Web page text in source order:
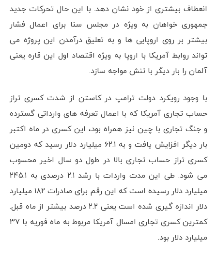
انعطاف بیشتری از خود نشان دهد. با این حال تحرکات جدید
جمهوری خواهان به ویژه در مجلس سنا برای اعمال فشار
بیشتر بر روی اروپایی ها و به تعلیق درآمدن این پروژه می
تواند روابط آمریکا با اروپا به ویژه اقتصاد اول این قاره یعنی
آلمان را بار دیگر با تنش مواجه سازد.
با وجود رویکرد دولت ترامپ در کاستن از شدت کسری تراز
حساب تجاری آمریکا که با اعمال تعرفه های وارداتی گسترده
و جنگ تجاری با چین نیز همراه بود، این کسری در ماه اکتبر
بار دیگر افزایش یافت و به ۶۲.۱ میلیارد دلار رسید که دومین
کسری تراز حساب تجاری بالا در طول دو سال اخیر محسوب
می شود. طی این مدت واردات با رشد ۲.۱ درصدی به ۲۴۵.۱
میلیارد دلار رسیده است که این رقم برای صادرات ۱۸۲ میلیارد
دلار اندازه گیری شده است یعنی ۲.۲ درصد بیشتر از ماه قبل.
کمترین کسری تجاری امسال آمریکا مربوط به ماه فوریه با ۳۷
میلیارد دلار بود.